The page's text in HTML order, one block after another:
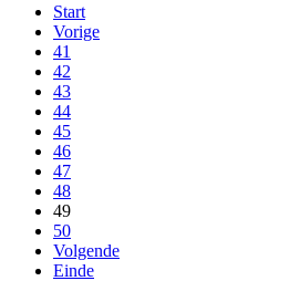
Start
Vorige
41
42
43
44
45
46
47
48
49
50
Volgende
Einde